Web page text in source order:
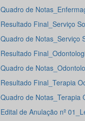
Quadro de
Resultado Final_Serviço
Quadro de Notas_Serviço
Resultado
Quadro de
Resultado Final_Terapia
Quadro de Notas_Terapia
Edital de Anulação nº